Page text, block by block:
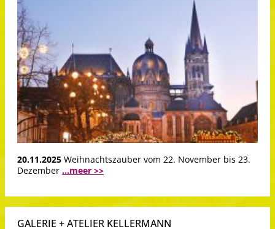
20.11.2025 Weihnachtszauber vom 22. November bis 23.
Dezember ...meer >>
GALERIE + ATELIER KELLERMANN